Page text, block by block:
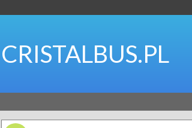
CRISTALBUS.PL